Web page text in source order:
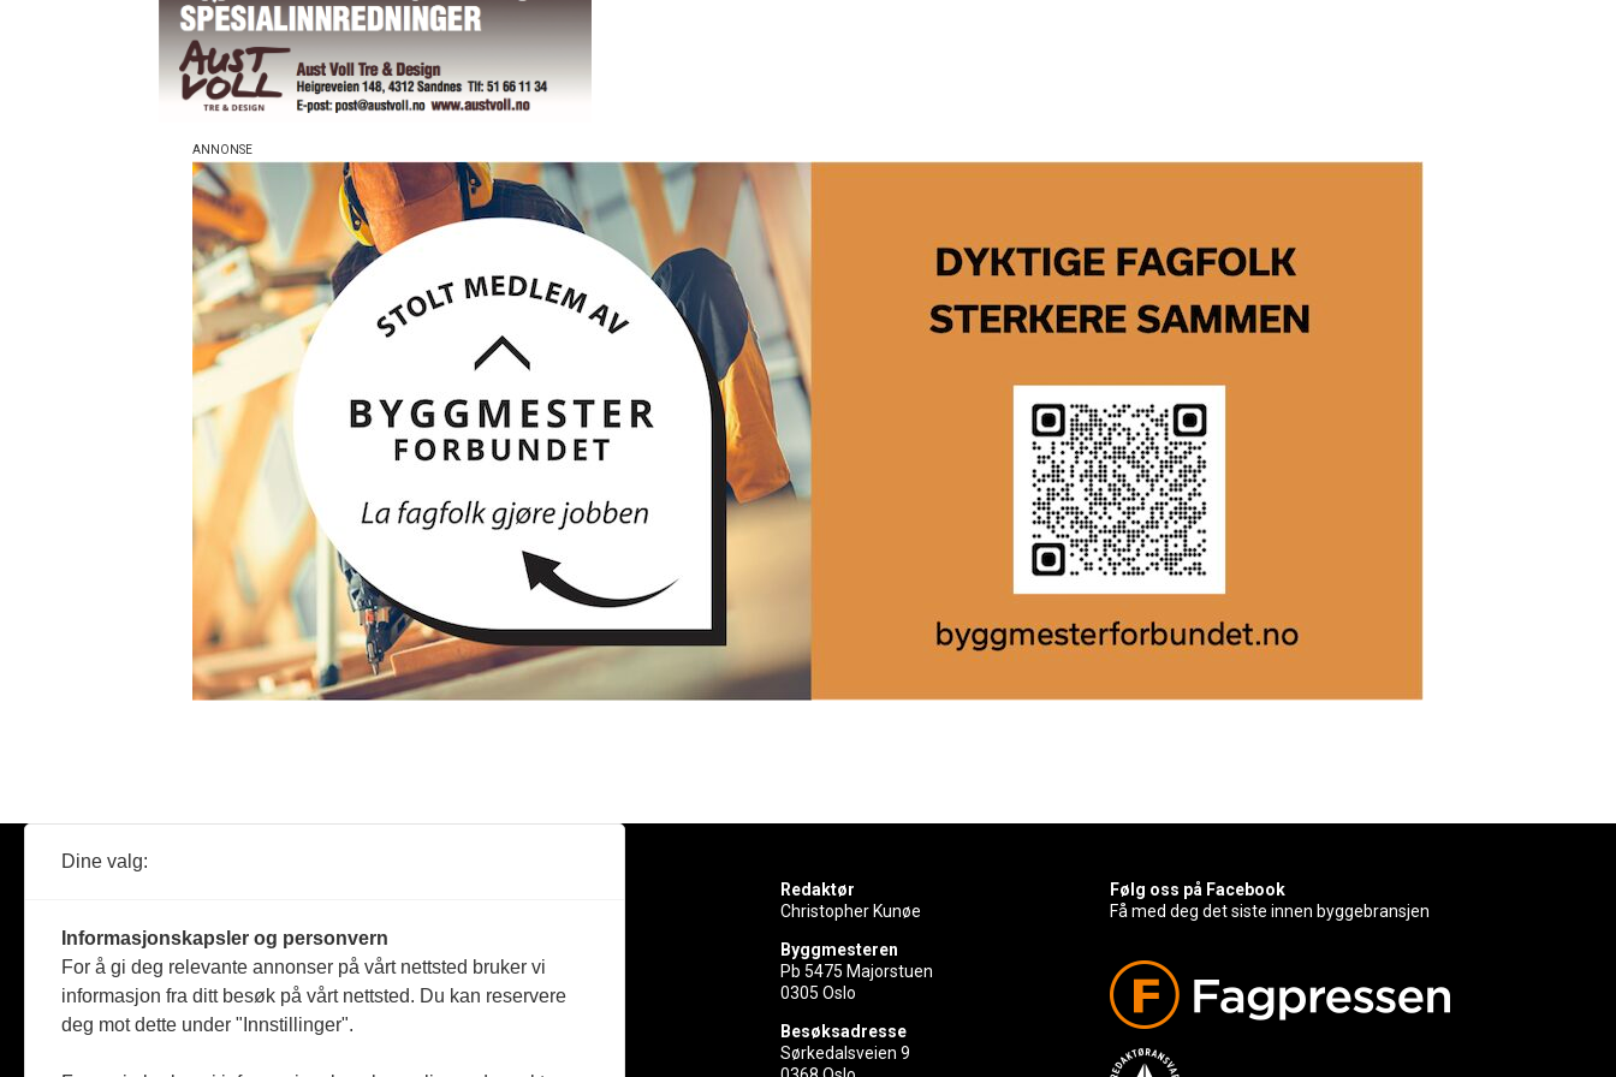
Reportasje
Produkter
Redaktør
Christopher Kunøe
Byggmesteren
Pb 5475 Majorstuen
0305 Oslo
Besøksadresse
Sørkedalsveien 9
Følg oss på Facebook
Få med deg det siste innen byggebransjen
Dine valg:
Informasjonskapsler og personvern
For å gi deg relevante annonser på vårt nettsted bruker vi
informasjon fra ditt besøk på vårt nettsted. Du kan reservere
deg mot dette under "Innstillinger".